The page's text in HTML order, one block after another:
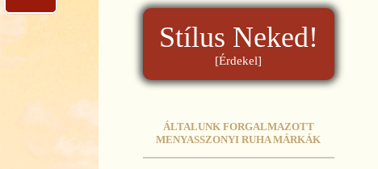
Stílus Neked!
[Érdekel]
ÁLTALUNK FORGALMAZOTT
MENYASSZONYI RUHA MÁRKÁK